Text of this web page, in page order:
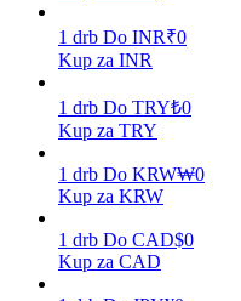
Zarabiać
Mocna Świnka
1 drb Do INR₹0
Kup za INR
1 drb Do TRY₺0
Kup za TRY
1 drb Do KRW₩0
Kup za KRW
1 drb Do CAD$0
Kup za CAD